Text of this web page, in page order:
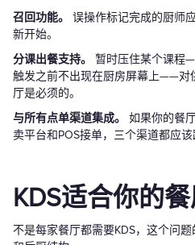
召回功能。
误操作标记完成的厨师
新开始。
分课出餐支持。
暂时压住某个课程
触发之前不出现在厨房屏幕上——对
厅是必须的。
与所有点单渠道集成。
如果你的餐
卖平台和POS接单，三个渠道都应该
KDS适合你的
不是每家餐厅都需要KDS，这个问